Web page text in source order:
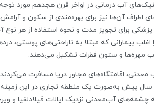
آب درمانی در اواخر قرن هجدهم مورد توجه
آن‌ها نیز برای بهره‌مندی از سکون و
برای تجویز مدت و نحوه استفاده از هر
بیمارانی که مبتلا به ناراحتی‌های پوستی،
مهره‌ها و ستون فقرات تشکیل می‌دهند.
معدنی، اقامتگاه‌های مجاور دریا مسافرت
آمریکا ساراتوگاست که از حدود ۲۰۰ سال پیش به‌صورت یک منطقه
آب‌معدنی نزدیک ایالات فیلادلفیا و